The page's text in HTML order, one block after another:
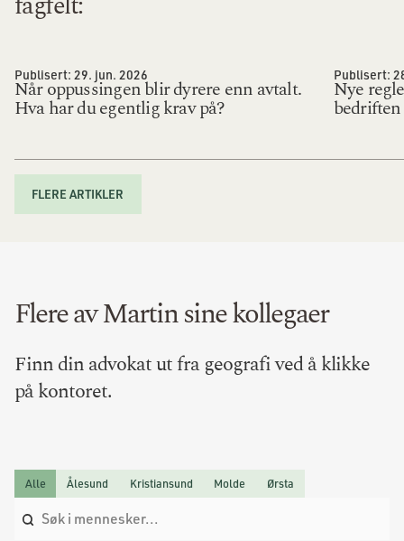
Publisert: 29. jun. 2026
Når oppussingen blir dyrere enn avtalt.
Hva har du egentlig krav på?
Publisert:
Nye
FLERE ARTIKLER
Flere av Martin sine kollegaer
Finn din advokat ut fra geografi ved å klikke
på kontoret.
Alle Ålesund Kristiansund Molde Ørsta